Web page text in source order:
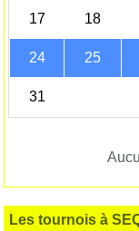
17 18
24 25
31
Les tournois à